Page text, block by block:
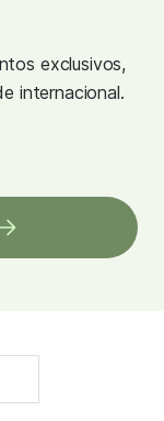
exclusivos,
internacional.